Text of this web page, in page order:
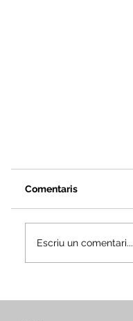
Comentaris
Escriu un comentari...